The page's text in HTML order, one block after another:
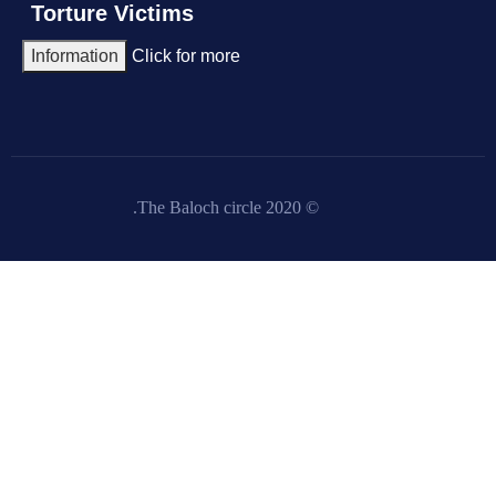
Torture Victims
Click for more
Information
© 2020 The Baloch circle.